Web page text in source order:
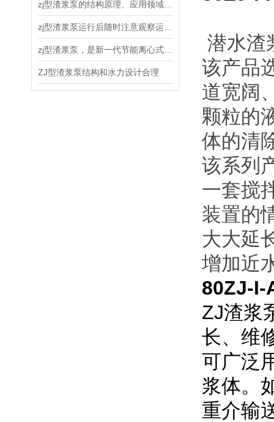
ZJ型渣浆泵结构和水力设计合理
潜水渣
该产品
道宽阔
颗粒的
体的清
该系列
一套搅
装置的
大大延
增加近
80ZJ-I-
ZJ渣浆
长、维
可广泛
浆体。
重介输